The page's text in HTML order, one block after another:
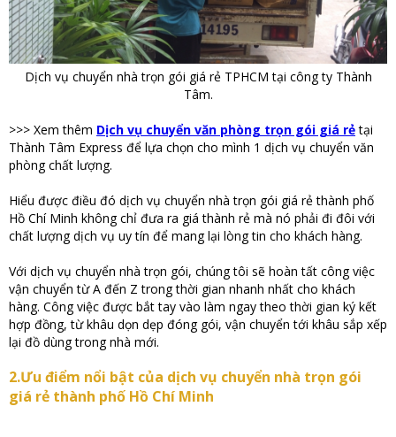
Dịch vụ chuyển nhà trọn gói giá rẻ TPHCM tại công ty Thành
Tâm.
>>> Xem thêm Dịch vụ chuyển văn phòng trọn gói giá rẻtại
Thành Tâm Express để lựa chọn cho mình 1 dịch vụ chuyển văn
phòng chất lượng.
Hiểu được điều đó dịch vụ chuyển nhà trọn gói giá rẻ thành phố
Hồ Chí Minh không chỉ đưa ra giá thành rẻ mà nó phải đi đôi với
chất lượng dịch vụ uy tín để mang lại lòng tin cho khách hàng.
Với dịch vụ chuyển nhà trọn gói, chúng tôi sẽ hoàn tất công việc
vận chuyển từ A đến Z trong thời gian nhanh nhất cho khách
hàng. Công việc được bắt tay vào làm ngay theo thời gian ký kết
hợp đồng, từ khâu dọn dẹp đóng gói, vận chuyển tới khâu sắp xếp
lại đồ dùng trong nhà mới.
2.Ưu điểm nổi bật của dịch vụ chuyển nhà trọn gói
giá rẻ thành phố Hồ Chí Minh